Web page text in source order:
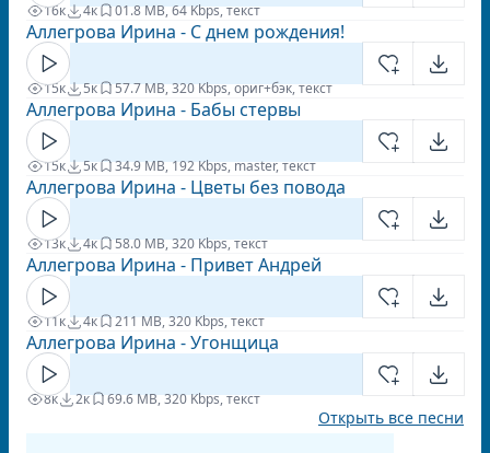
16к 4к 01.8 MB, 64 Kbps, текст
Аллегрова Ирина - С днем рождения!
15к 5к 57.7 MB, 320 Kbps, ориг+бэк, текст
Аллегрова Ирина - Бабы стервы
15к 5к 34.9 MB, 192 Kbps, master, текст
Аллегрова Ирина - Цветы без повода
13к 4к 58.0 MB, 320 Kbps, текст
Аллегрова Ирина - Привет Андрей
11к 4к 211 MB, 320 Kbps, текст
Аллегрова Ирина - Угонщица
8к 2к 69.6 MB, 320 Kbps, текст
Открыть все песни